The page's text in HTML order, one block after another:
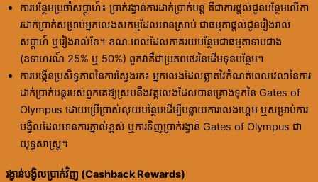
ការបន្ថែមប្រចាំសប្តាហ៍៖ ប្រាក់រង្វាន់ការដាក់ប្រាក់បន្ត គឺជាការផ្តល់ជូនបន្ថែមលើកា
រដាក់ប្រាក់សម្រាប់អ្នកលេងសកម្មដែលមានស្រាប់ ជាធម្មតាផ្តល់ជូនរៀងរាល់
សប្តាហ៍ ឬរៀងរាល់ខែ។ ខណៈពេលដែលភាគរយបន្ថែមជាធម្មតាទាបជាង
(ឧទាហរណ៍ 25% ឬ 50%) ពួកវាគឺជាប្រភពថេរនៃដើមទុនបន្ថែម។
ការបង្កើនប្រសិទ្ធភាពនៃការស្វែងរក៖ អ្នកលេងដែលឆ្លាតវៃកំណត់ពេលវេលានៃការ
ដាក់ប្រាក់បន្តរបស់ពួកគេឱ្យស្របនឹងវគ្គលេងដែលបានគ្រោងទុកនៃ Gates of
Olympus ដោយប្រើប្រាស់លុយបន្ថែមដើម្បីបន្លាយការលេងហ្គេម ឬសម្រាប់ការ
បង្វិលដែលមានការភ្នាល់ខ្ពស់ ឬការទិញប្រាក់រង្វាន់ Gates of Olympus ជា
យុទ្ធសាស្ត្រ។
រង្វាន់បង្វិលប្រាក់វិញ (Cashback Rewards)